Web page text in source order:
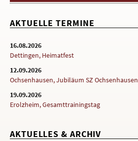
AKTUELLE TERMINE
16.08.2026
Dettingen, Heimatfest
12.09.2026
Ochsenhausen, Jubiläum SZ Ochsenhausen
19.09.2026
Erolzheim, Gesamttrainingstag
AKTUELLES & ARCHIV